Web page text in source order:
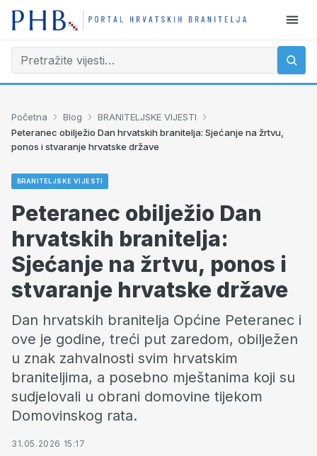
Početna › Blog › BRANITELJSKE VIJESTI ›
Peteranec obilježio Dan hrvatskih branitelja: Sjećanje na žrtvu,
ponos i stvaranje hrvatske države
BRANITELJSKE VIJESTI
Peteranec obilježio Dan
hrvatskih branitelja:
Sjećanje na žrtvu, ponos i
stvaranje hrvatske države
Dan hrvatskih branitelja Općine Peteranec i
ove je godine, treći put zaredom, obilježen
u znak zahvalnosti svim hrvatskim
braniteljima, a posebno mještanima koji su
sudjelovali u obrani domovine tijekom
Domovinskog rata.
31.05.2026 15:17